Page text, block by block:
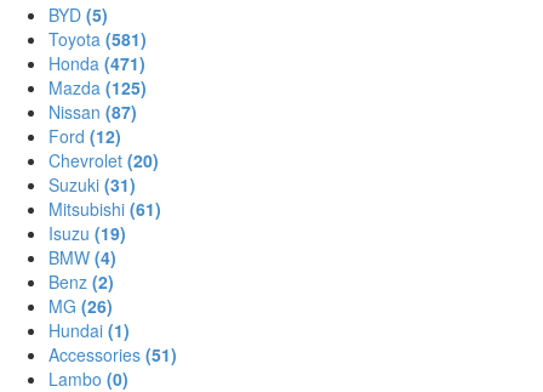
BYD (5)
Toyota (581)
Honda (471)
Mazda (125)
Nissan (87)
Ford (12)
Chevrolet (20)
Suzuki (31)
Mitsubishi (61)
Isuzu (19)
BMW (4)
Benz (2)
MG (26)
Hundai (1)
Accessories (51)
Lambo (0)